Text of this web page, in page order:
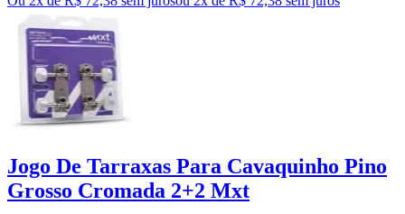
Jogo De Tarraxas Para Cavaquinho Pino
Grosso Cromada 2+2 Mxt